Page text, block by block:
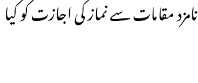
گروگرام انتظامیہ نے 8نامزد مقامات سے نماز کی اجازت کو کیا